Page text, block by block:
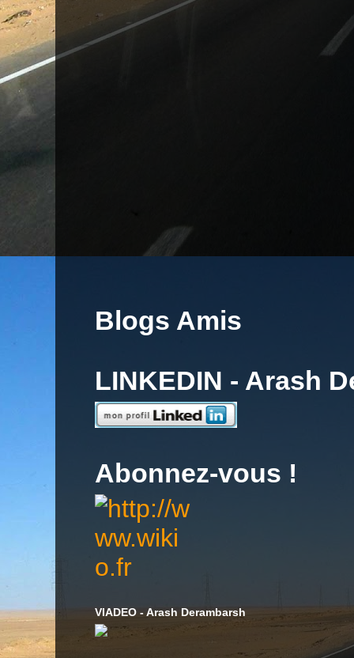
Blogs Amis
LINKEDIN - Arash
Abonnez-vous !
VIADEO - Arash Derambarsh